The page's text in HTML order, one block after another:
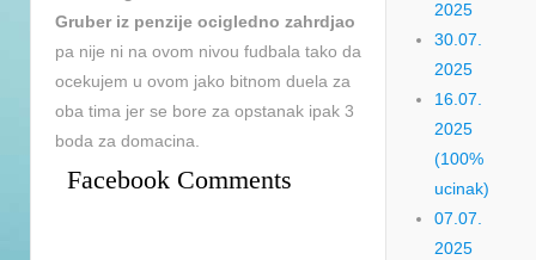
Gruber iz penzije ocigledno zahrdjao
pa nije ni na ovom nivou fudbala tako da
ocekujem u ovom jako bitnom duela za
oba tima jer se bore za opstanak ipak 3
boda za domacina.
Facebook Comments
2025
30.07.
2025
16.07.
2025
(100%
ucinak)
07.07.
2025